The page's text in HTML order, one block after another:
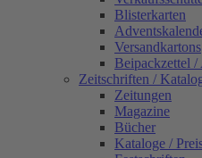
Blisterkarten
Versandkartons
Beipackzettel
Zeitschriften /
Zeitungen
Magazine
Bücher
Kataloge /